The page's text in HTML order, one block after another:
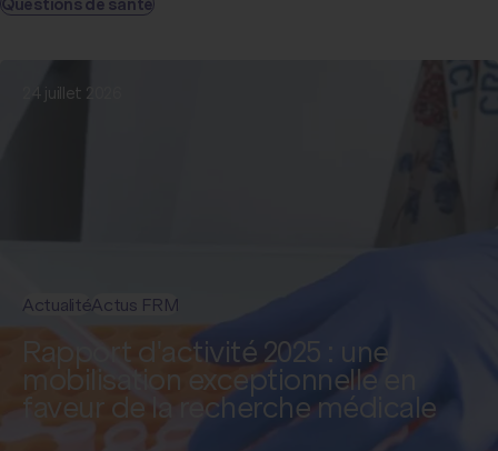
Rapport d'activité 2025 : une
mobilisation exceptionnelle en
faveur de la recherche médicale
ActualitéActus FRM
24 juillet 2026